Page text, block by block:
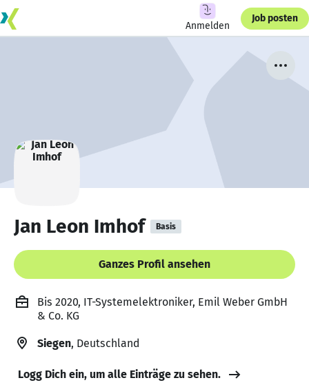
Anmelden
Job posten
Jan Leon Imhof Basis
Ganzes Profil ansehen
Bis 2020, IT-Systemelektroniker, Emil Weber GmbH
& Co. KG
Siegen, Deutschland
Logg Dich ein, um alle Einträge zu sehen.